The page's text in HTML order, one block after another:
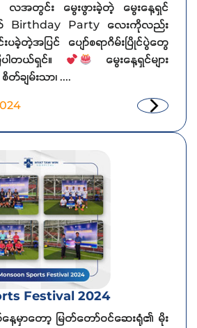
လအတွင်း မွေးဖွားခဲ့တဲ့ မွေးနေ့ရှင်
Birthday Party လေးကိုလည်း
င်းပခဲ့တဲ့အပြင် ပျော်စရာဂိမ်းပြိုင်ပွဲတွေ
ါတယ်ရှင်။
မွေးနေ့ရှင်များ
ချမ်းသာ၊ ....
Festival 2024
ေ့မှာတော့ မြတ်တော်ဝင်ဆေးရုံ၏ မိုး